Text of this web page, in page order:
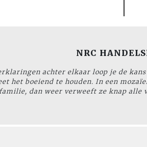
NRC
achter elkaar loop je de
het boeiend te houden. In een
familie, dan weer verweeft ze knap alle